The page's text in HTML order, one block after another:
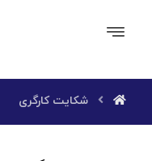
شکایت کارگری